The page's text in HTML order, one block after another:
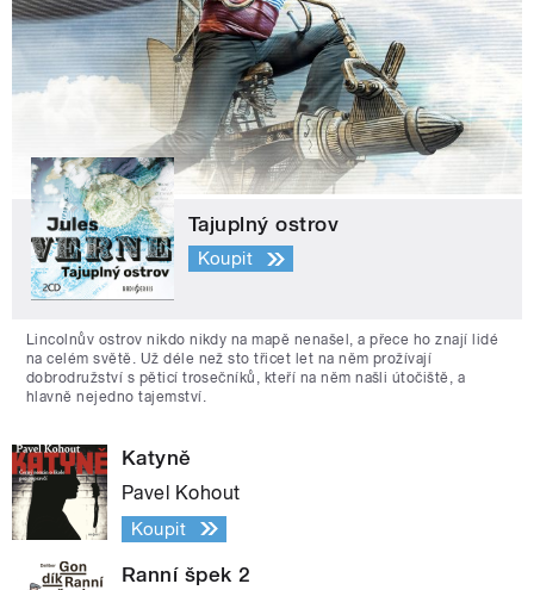
Tajuplný ostrov
Koupit
Lincolnův ostrov nikdo nikdy na mapě nenašel, a přece ho znají lidé
na celém světě. Už déle než sto třicet let na něm prožívají
dobrodružství s pěticí trosečníků, kteří na něm našli útočiště, a
hlavně nejedno tajemství.
Katyně
Pavel Kohout
Koupit
Ranní špek 2